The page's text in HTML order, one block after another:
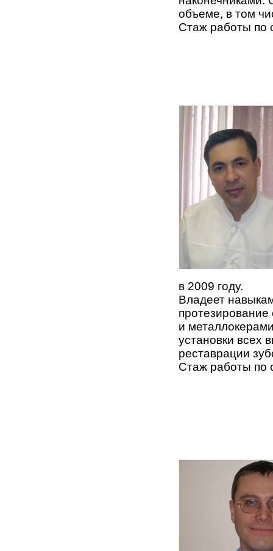
объеме, в том
Стаж работы по
в 2009 году.
Владеет
и
установки всех
реставрации
Стаж работы по